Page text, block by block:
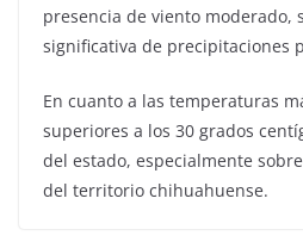
presencia de viento moderado,
significativa de precipitaciones
En cuanto a las temperaturas
superiores a los 30 grados
del estado, especialmente
del territorio chihuahuense.